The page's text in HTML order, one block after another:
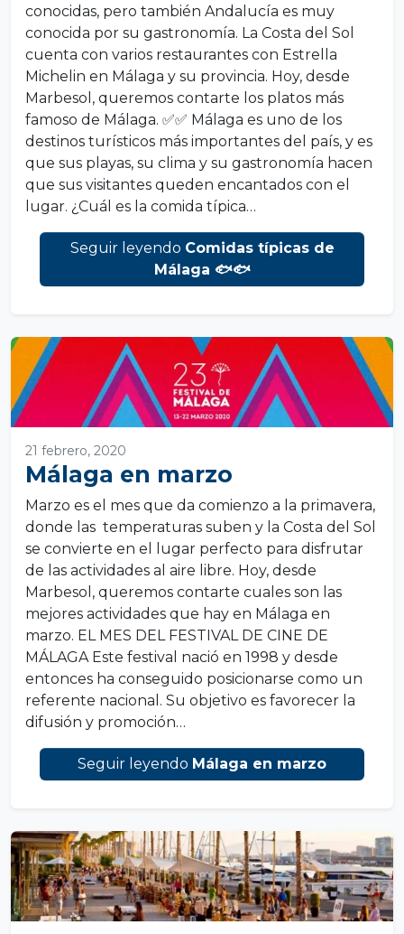
conocidas, pero también Andalucía es muy
conocida por su gastronomía. La Costa del Sol
cuenta con varios restaurantes con Estrella
Michelin en Málaga y su provincia. Hoy, desde
Marbesol, queremos contarte los platos más
famoso de Málaga. ✅✅ Málaga es uno de los
destinos turísticos más importantes del país, y es
que sus playas, su clima y su gastronomía hacen
que sus visitantes queden encantados con el
lugar. ¿Cuál es la comida típica…
Seguir leyendo Comidas típicas de
Málaga 🐟🐟
21 febrero, 2020
Málaga en marzo
Marzo es el mes que da comienzo a la primavera,
donde las temperaturas suben y la Costa del Sol
se convierte en el lugar perfecto para disfrutar
de las actividades al aire libre. Hoy, desde
Marbesol, queremos contarte cuales son las
mejores actividades que hay en Málaga en
marzo. EL MES DEL FESTIVAL DE CINE DE
MÁLAGA Este festival nació en 1998 y desde
entonces ha conseguido posicionarse como un
referente nacional. Su objetivo es favorecer la
difusión y promoción…
Seguir leyendo Málaga en marzo